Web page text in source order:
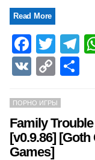
Read More
VK Copy
ПОРНО ИГРЫ
Family Trouble
[v0.9.86] [Goth
Games]